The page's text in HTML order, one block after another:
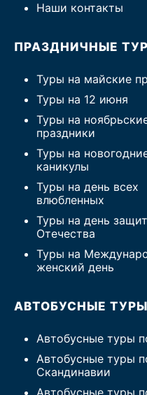
Наши контакты
ПРАЗДНИЧНЫЕ
Туры на майские
Туры на 12 июня
Туры на
праздники
Туры на
каникулы
Туры на день всех
влюбленных
Туры на день
Отечества
Туры на
женский день
АВТОБУСНЫЕ ТУРЫ
Автобусные туры
Автобусные туры
Скандинавии
Автобусные туры